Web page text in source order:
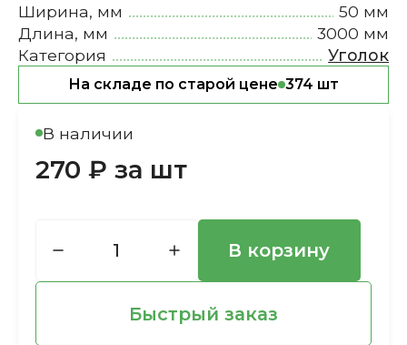
Ширина, мм
50 мм
Длина, мм
3000 мм
Категория
Уголок
На складе по старой цене 374 шт
В наличии
270 ₽ за шт
В корзину
Быстрый заказ